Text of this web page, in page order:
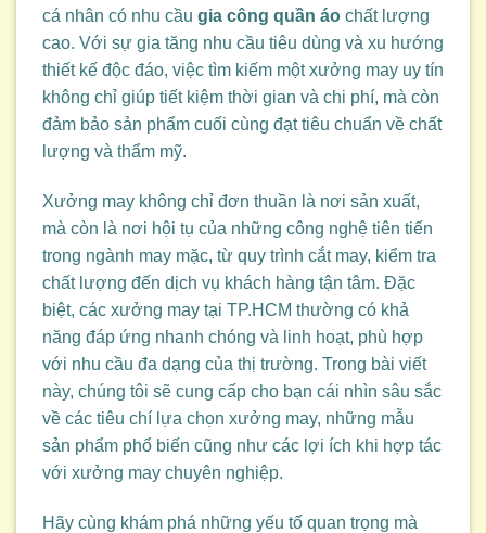
cá nhân có nhu cầu gia công quần áo chất lượng
cao. Với sự gia tăng nhu cầu tiêu dùng và xu hướng
thiết kế độc đáo, việc tìm kiếm một xưởng may uy tín
không chỉ giúp tiết kiệm thời gian và chi phí, mà còn
đảm bảo sản phẩm cuối cùng đạt tiêu chuẩn về chất
lượng và thẩm mỹ.
Xưởng may không chỉ đơn thuần là nơi sản xuất,
mà còn là nơi hội tụ của những công nghệ tiên tiến
trong ngành may mặc, từ quy trình cắt may, kiểm tra
chất lượng đến dịch vụ khách hàng tận tâm. Đặc
biệt, các xưởng may tại TP.HCM thường có khả
năng đáp ứng nhanh chóng và linh hoạt, phù hợp
với nhu cầu đa dạng của thị trường. Trong bài viết
này, chúng tôi sẽ cung cấp cho bạn cái nhìn sâu sắc
về các tiêu chí lựa chọn xưởng may, những mẫu
sản phẩm phổ biến cũng như các lợi ích khi hợp tác
với xưởng may chuyên nghiệp.
Hãy cùng khám phá những yếu tố quan trọng mà